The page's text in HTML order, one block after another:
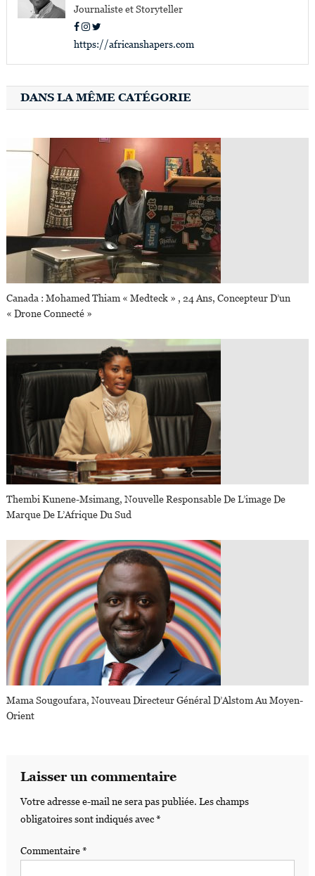
Journaliste et Storyteller
https://africanshapers.com
DANS LA MÊME CATÉGORIE
Canada : Mohamed Thiam « Medteck » , 24 Ans, Concepteur D’un
« Drone Connecté »
Thembi Kunene-Msimang, Nouvelle Responsable De L’image De
Marque De L’Afrique Du Sud
Mama Sougoufara, Nouveau Directeur Général D’Alstom Au Moyen-
Orient
Laisser un commentaire
Votre adresse e-mail ne sera pas publiée. Les champs
obligatoires sont indiqués avec*
Commentaire*